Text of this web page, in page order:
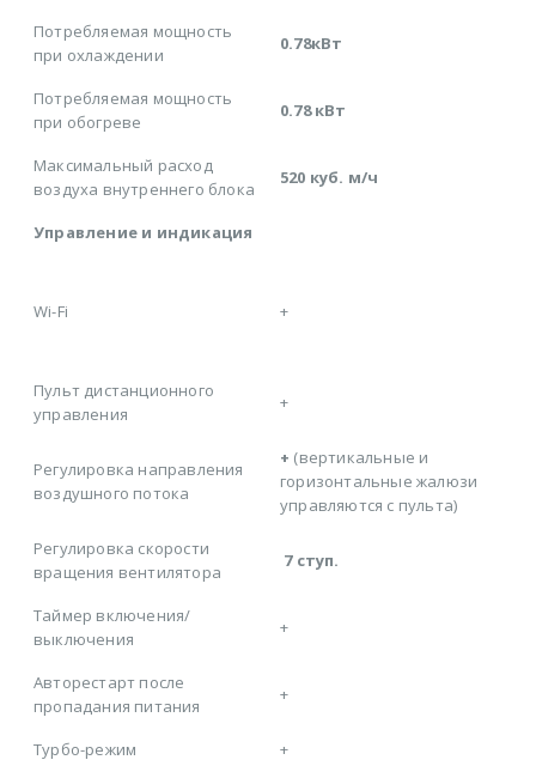
Потребляемая мощность
при охлаждении
0.78кВт
Потребляемая мощность
при обогреве
0.78 кВт
Максимальный расход
воздуха внутреннего блока
520 куб. м/ч
Управление и индикация
Wi-Fi +
Пульт дистанционного
управления
+
Регулировка направления
воздушного потока
+ (вертикальные и
горизонтальные жалюзи
управляются с пульта)
Регулировка скорости
вращения вентилятора
7 ступ.
Таймер включения/
выключения
+
Авторестарт после
пропадания питания
+
Турбо-режим
+